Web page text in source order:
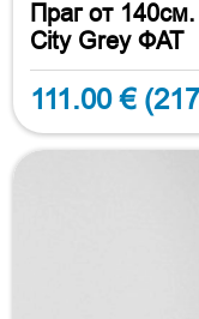
Праг от
City Grey ФАТ
111.00 €